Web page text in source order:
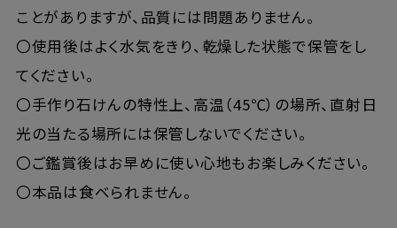
ことがありますが、品質には問題ありません。
〇使用後はよく水気をきり、乾燥した状態で保管をし
てください。
〇手作り石けんの特性上、高温（45℃）の場所、直射日
光の当たる場所には保管しないでください。
〇ご鑑賞後はお早めに使い心地もお楽しみください。
〇本品は食べられません。